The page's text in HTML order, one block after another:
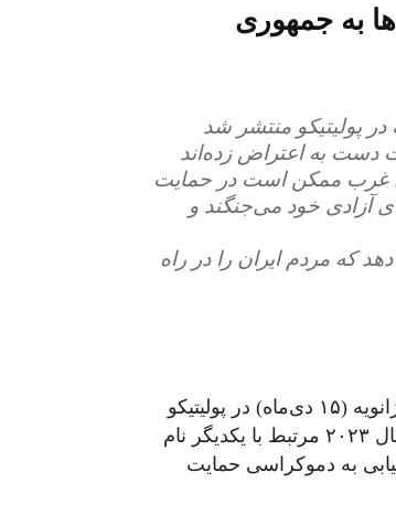
به جمهوری
پولیتیکو منتشر شد
دست به اعتراض زده‌اند
غرب ممکن است در حمایت
آزادی خود می‌جنگند و
که مردم ایران را در راه
که ۵ ژانویه (۱۵ دی‌ماه) در پولیتیکو
منتشر شد از اوکراین و ایران به عنوان دو چالش ژئواستراتژیک سال ۲۰۲۳ مرتبط با یکدیگر نام
به دموکراسی حمایت